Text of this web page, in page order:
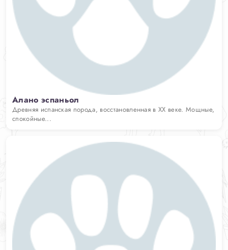
Алано эспаньол
Древняя испанская порода, восстановленная в XX веке. Мощные,
спокойные...